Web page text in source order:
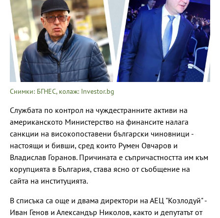
Снимки: БГНЕС, колаж: Investor.bg
Службата по контрол на чуждестранните активи на
американското Министерство на финансите налага
санкции на високопоставени български чиновници -
настоящи и бивши, сред които Румен Овчаров и
Владислав Горанов. Причината е съпричастността им към
корупцията в България, става ясно от съобщение на
сайта на институцията.
В списъка са още и двама директори на АЕЦ "Козлодуй" -
Иван Генов и Александър Николов, както и депутатът от